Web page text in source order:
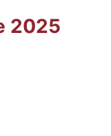
2025